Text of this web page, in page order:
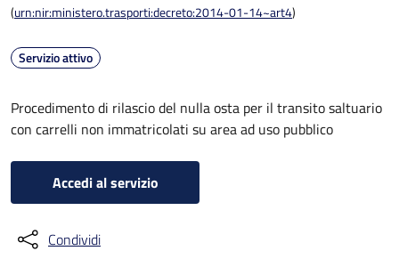
(urn:nir:ministero.trasporti:decreto:2014-01-14~art4)
Servizio attivo
Procedimento di rilascio del nulla osta per il transito saltuario
con carrelli non immatricolati su area ad uso pubblico
Accedi al servizio
Condividi